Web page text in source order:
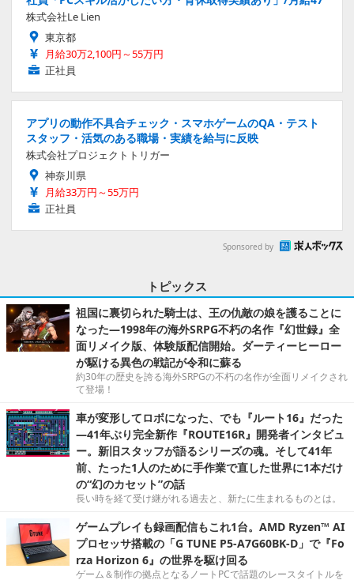
株式会社Le Lien
東京都
月給30万2,100円～55万円
正社員
アプリの動作不具合チェック・スマホゲームのQA・テスト
スタッフ・活気のある職場・実績を給与に反映
株式会社プロジェクトトリガー
神奈川県
月給33万円～55万円
正社員
Sponsored by
トピックス
祖国に裏切られた騎士は、王の仇敵の娘を護ることに
なった―1998年の海外SRPG不朽の名作『幻世録』全
面リメイク版、体験版配信開始。ダーティーヒーロー
が駆ける異色の戦記が令和に蘇る
約30年の歴史を誇る海外SRPGの不朽の名作が全面リメイクされ
て登場！
車が変形してロボになった、でも『ルート16』だった
―41年ぶり完全新作『ROUTE16R』開発者インタビュ
ー。新旧スタッフが語るシリーズの魂。そして41年
前、たった1人のために手作業で直した世界に1本だけ
の“幻のカセット”の話
長い時を経て受け継がれる過去と、新たに生まれるものとは。
ゲームプレイも録画配信もこれ1台。AMD Ryzen™ AI
プロセッサ搭載の「G TUNE P5-A7G60BK-D」で『Fo
rza Horizon 6』の世界を駆け回る
ゲーム＆制作の拠点となるノートPCで話題のレースタイトルを